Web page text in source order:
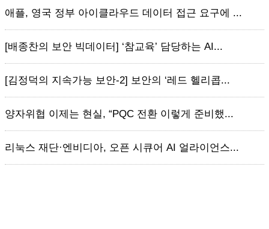
애플, 영국 정부 아이클라우드 데이터 접근 요구에 ...
[배종찬의 보안 빅데이터] ‘참교육’ 담당하는 AI...
[김정덕의 지속가능 보안-2] 보안의 ‘레드 헬리콥...
양자위협 이제는 현실, “PQC 전환 이렇게 준비했...
리눅스 재단·엔비디아, 오픈 시큐어 AI 얼라이언스...